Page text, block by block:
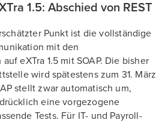
1.5: Abschied von REST
Punkt ist die vollständige
mit den
eXTra 1.5 mit SOAP. Die bisher
wird spätestens zum 31. März
stellt zwar automatisch um,
eine vorgezogene
Tests. Für IT- und Payroll-